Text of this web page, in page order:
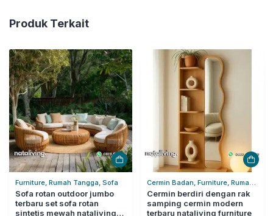
Produk Terkait
Furniture, Rumah Tangga, Sofa
Sofa rotan outdoor jumbo
terbaru set sofa rotan
sintetis mewah nataliving
Cermin Badan, Furniture, Rumah
Tangga
Cermin berdiri dengan rak
samping cermin modern
terbaru nataliving furniture